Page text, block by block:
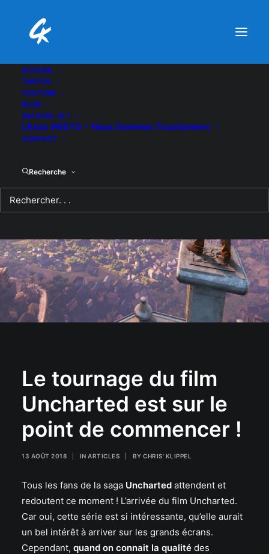
ACCUEIL
TWITCH
YOUTUBE
BLOG
QUI SUIS-JE ?
L’Asso #NSTG – Nous Sommes TousGamers
CONTACT
Recherche
Le tournage du film
Uncharted est sur le
point de commencer !
13 AOÛT 2018 IN ARTICLES BY CHRIS' KLIPPEL
Tous les fans de la saga Uncharted attendent et
redoutent ce moment ! L’arrivée du film Uncharted.
Car oui, cette série est si intéressante, qu’elle aurait
un bel intérêt à arriver sur les grands écrans.
Cependant, quand on connait la qualité des